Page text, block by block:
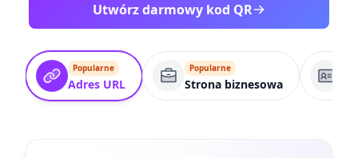
Utwórz darmowy kod QR
Popularne
Adres URL
Popularne
Strona biznesowa